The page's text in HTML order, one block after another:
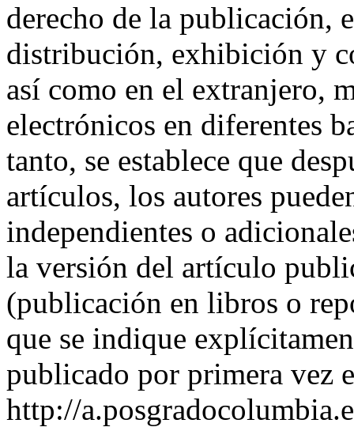
derecho de la publicación,
distribución, exhibición y
así como en el extranjero,
electrónicos en diferentes
tanto, se establece que
artículos, los autores
independientes o
la versión del artículo
(publicación en libros o
que se indique
publicado por primera vez
http://